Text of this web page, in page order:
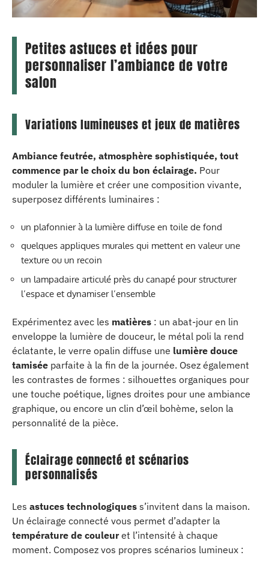
Petites astuces et idées pour
personnaliser l’ambiance de votre
salon
Variations lumineuses et jeux de matières
Ambiance feutrée, atmosphère sophistiquée, tout
commence par le choix du bon éclairage. Pour
moduler la lumière et créer une composition vivante,
superposez différents luminaires :
un plafonnier à la lumière diffuse en toile de fond
quelques appliques murales qui mettent en valeur une
texture ou un recoin
un lampadaire articulé près du canapé pour structurer
l’espace et dynamiser l’ensemble
Expérimentez avec les matières : un abat-jour en lin
enveloppe la lumière de douceur, le métal poli la rend
éclatante, le verre opalin diffuse une lumière douce
tamisée parfaite à la fin de la journée. Osez également
les contrastes de formes : silhouettes organiques pour
une touche poétique, lignes droites pour une ambiance
graphique, ou encore un clin d’œil bohème, selon la
personnalité de la pièce.
Éclairage connecté et scénarios
personnalisés
Les astuces technologiques s’invitent dans la maison.
Un éclairage connecté vous permet d’adapter la
température de couleuret l’intensité à chaque
moment. Composez vos propres scénarios lumineux :